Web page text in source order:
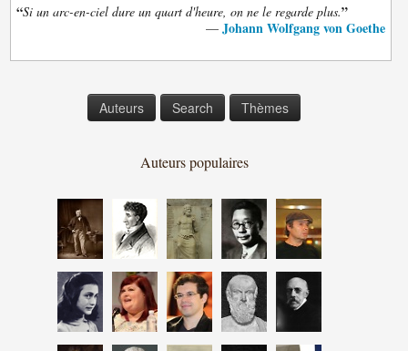
“Si un arc-en-ciel dure un quart d'heure, on ne le regarde plus.”
— Johann Wolfgang von Goethe
Auteurs Search Thèmes
Auteurs populaires